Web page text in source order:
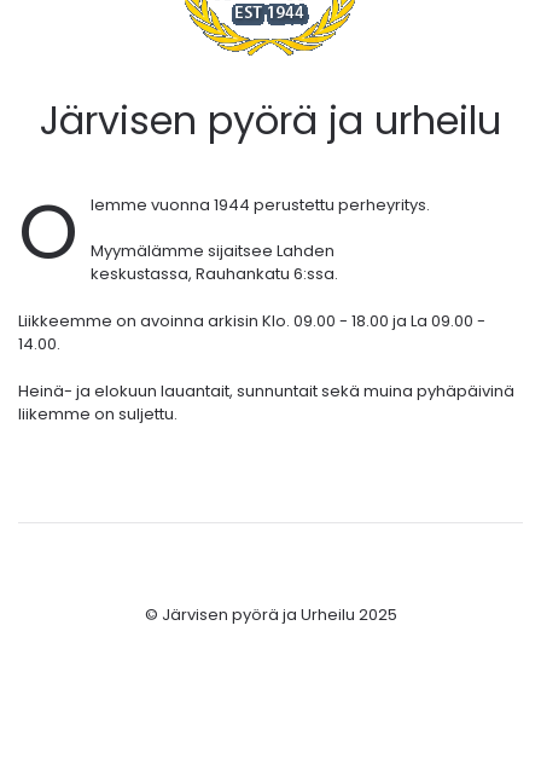
Järvisen pyörä ja urheilu
O
lemme vuonna 1944 perustettu perheyritys.
Myymälämme sijaitsee Lahden
keskustassa, Rauhankatu 6:ssa.
Liikkeemme on avoinna arkisin Klo. 09.00 - 18.00 ja La 09.00 -
14.00.
Heinä- ja elokuun lauantait, sunnuntait sekä muina pyhäpäivinä
liikemme on suljettu.
© Järvisen pyörä ja Urheilu 2025